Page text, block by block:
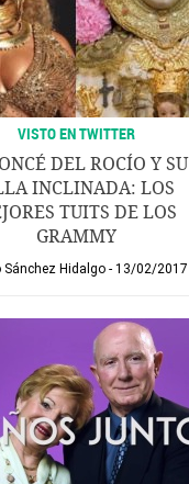
VISTO EN TWITTER
DEL ROCÍO Y SU
INCLINADA: LOS
TUITS DE LOS
GRAMMY
Sánchez Hidalgo 13/02/2017